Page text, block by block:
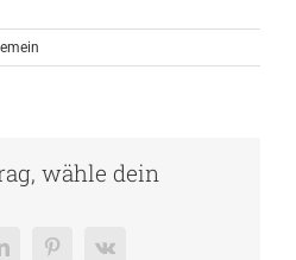
wähle dein
LinkedInPinterestVk